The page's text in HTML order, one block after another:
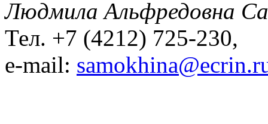
Людмила Альфредовна
Тел. +7 (4212) 725-230,
e-mail: